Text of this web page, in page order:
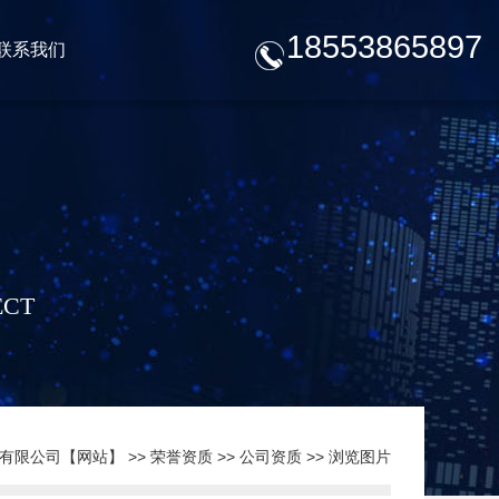
系我们 18553865897
限公司【网站】 >> 荣誉资质>> 公司资质>> 浏览图片